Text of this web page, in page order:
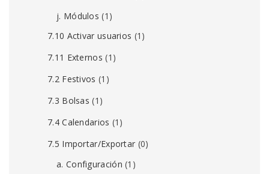
j. Módulos (1)
7.10 Activar usuarios (1)
7.11 Externos (1)
7.2 Festivos (1)
7.3 Bolsas (1)
7.4 Calendarios (1)
7.5 Importar/Exportar (0)
a. Configuración (1)